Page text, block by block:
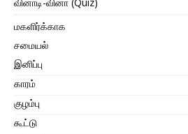
மகளிர்க்காக
சமையல்
இனிப்பு
காரம்
குழம்பு
கூட்டு